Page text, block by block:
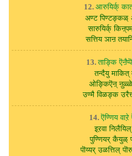
12. आरुयिर्क्
अण्ट पिण्टङ्कळ्
सारुयिर्क्
सत्तिय ञाऩ
13.ताङ्कि
तन्दैयु
ओङ्किऎऩ् ऩुळ्ळे
उण्मै विळङ्क
14.ऎण्णिय
इऱवा
पुण्णियर् कैयुळ्
पॊय्यर् उळत्तिल्